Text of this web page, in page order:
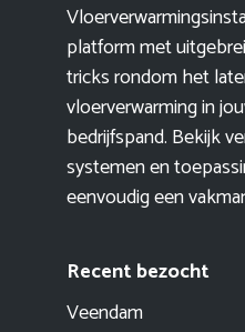
platform met
tricks rondom het
vloerverwarming in
bedrijfspand. Bekijk
systemen en
eenvoudig een
Recent bezocht
Veendam